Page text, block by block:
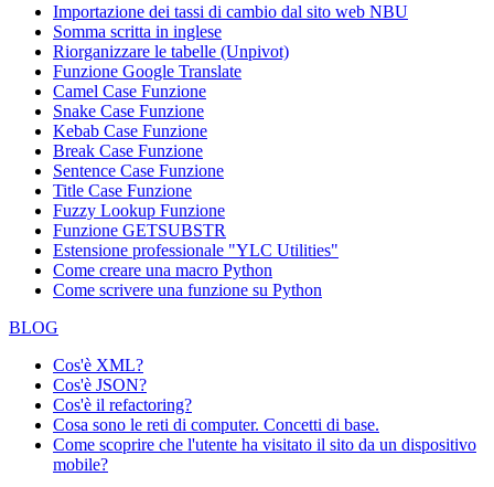
Importazione dei tassi di cambio dal sito web NBU
Somma scritta in inglese
Riorganizzare le tabelle (Unpivot)
Funzione Google Translate
Camel Case Funzione
Snake Case Funzione
Kebab Case Funzione
Break Case Funzione
Sentence Case Funzione
Title Case Funzione
Fuzzy Lookup Funzione
Funzione GETSUBSTR
Estensione professionale "YLC Utilities"
Come creare una macro Python
Come scrivere una funzione su Python
BLOG
Cos'è XML?
Cos'è JSON?
Cos'è il refactoring?
Cosa sono le reti di computer. Concetti di base.
Come scoprire che l'utente ha visitato il sito da un dispositivo
mobile?